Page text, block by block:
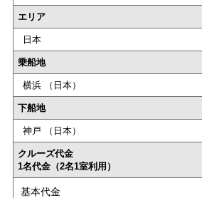
エリア
日本
乗船地
横浜 （日本）
下船地
神戸 （日本）
クルーズ代金
1名代金（2名1室利用）
基本代金